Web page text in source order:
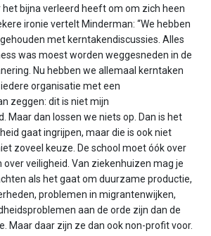
bijna verleerd heeft om om zich heen
ironie vertelt Minderman: “We hebben
met kerntakendiscussies. Alles
was moest worden weggesneden in de
Nu hebben we allemaal kerntaken
organisatie met een
zeggen: dit is niet mijn
Maar dan lossen we niets op. Dan is het
gaat ingrijpen, maar die is ook niet
zoveel keuze. De school moet óók over
over veiligheid. Van ziekenhuizen mag je
als het gaat om duurzame productie,
problemen in migrantenwijken,
aan de orde zijn dan de
Maar daar zijn ze dan ook non-profit voor.